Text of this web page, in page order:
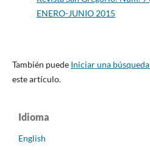
ENERO-JUNIO 2015
También puede Iniciar una
este artículo.
Idioma
English